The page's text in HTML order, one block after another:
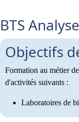
BTS
Objectifs
Formation au métier
d'activités suivants :
Laboratoires de